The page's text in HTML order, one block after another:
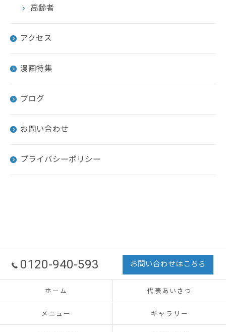
高齢者
アクセス
漫画特集
ブログ
お問い合わせ
プライバシーポリシー
0120-940-593 お問い合わせはこちら
ホーム 代表あいさつ
メニュー ギャラリー